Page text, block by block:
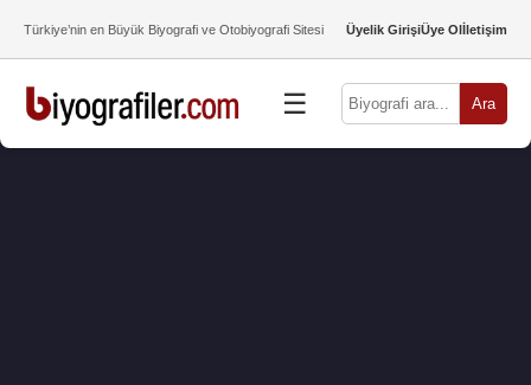
Türkiye’nin en Büyük Biyografi ve Otobiyografi Sitesi Üyelik GirişiÜye Olİletişim
☰ Ara